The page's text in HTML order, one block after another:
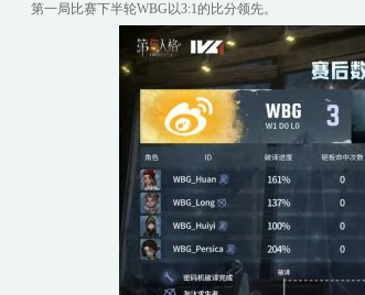
第一局比赛下半轮WBG以3:1的比分领先。